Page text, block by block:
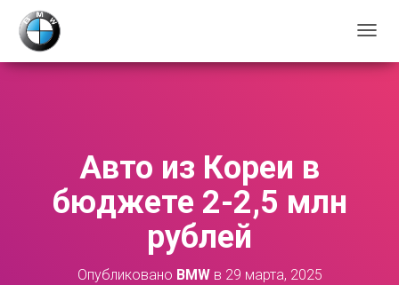
Е
Авто из Кореи в
бюджете 2-2,5 млн
рублей
Опубликовано BMWв 29 марта, 2025